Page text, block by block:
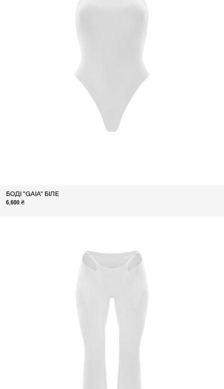
БОДІ "GAIA" БІЛЕ
6,600 ₴